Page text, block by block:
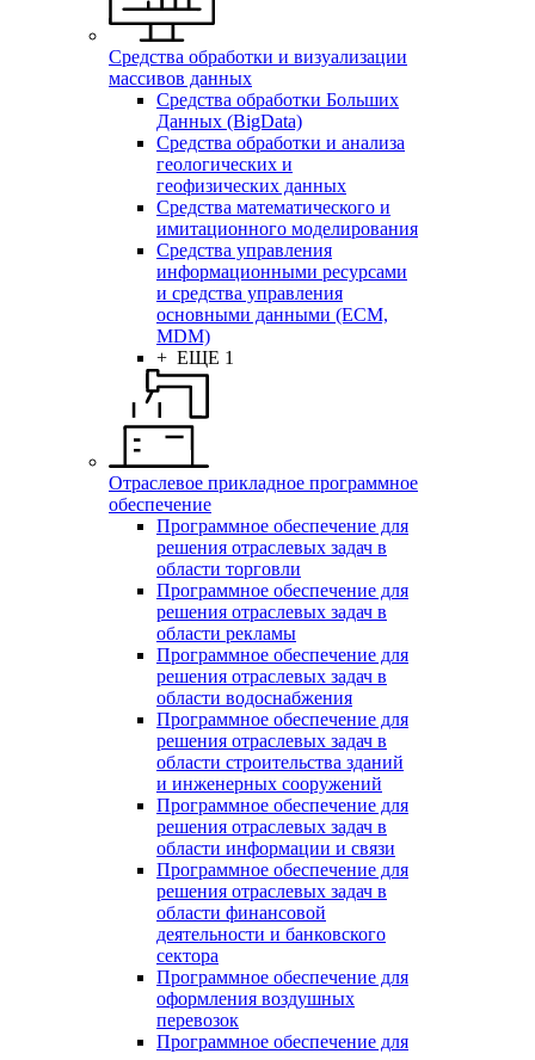
Средства обработки и визуализации
массивов данных
Средства обработки Больших
Данных (BigData)
Средства обработки и анализа
геологических и
геофизических данных
Средства математического и
имитационного моделирования
Средства управления
информационными ресурсами
и средства управления
основными данными (ECM,
MDM)
+ ЕЩЕ 1
Отраслевое прикладное программное
обеспечение
Программное обеспечение для
решения отраслевых задач в
области торговли
Программное обеспечение для
решения отраслевых задач в
области рекламы
Программное обеспечение для
решения отраслевых задач в
области водоснабжения
Программное обеспечение для
решения отраслевых задач в
области строительства зданий
и инженерных сооружений
Программное обеспечение для
решения отраслевых задач в
области информации и связи
Программное обеспечение для
решения отраслевых задач в
области финансовой
деятельности и банковского
сектора
Программное обеспечение для
оформления воздушных
перевозок
Программное обеспечение для